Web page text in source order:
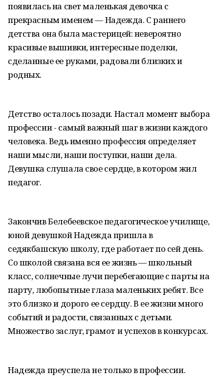
появилась на свет маленькая девочка с
прекрасным именем — Надежда. С раннего
детства она была мастерицей: невероятно
красивые вышивки, интересные поделки,
сделанные ее руками, радовали близких и
родных.
Детство осталось позади. Настал момент выбора
профессии - самый важный шаг в жизни каждого
человека. Ведь именно профессия определяет
наши мысли, наши поступки, наши дела.
Девушка слушала свое сердце, в котором жил
педагог.
Закончив Белебеевское педагогическое училище,
юной девушкой Надежда пришла в
седякбашскую школу, где работает по сей день.
Со школой связана вся ее жизнь — школьный
класс, солнечные лучи перебегающие с парты на
парту, любопытные глаза маленьких ребят. Все
это близко и дорого ее сердцу. В ее жизни много
событий и радости, связанных с детьми.
Множество заслуг, грамот и успехов в конкурсах.
Надежда преуспела не только в профессии.